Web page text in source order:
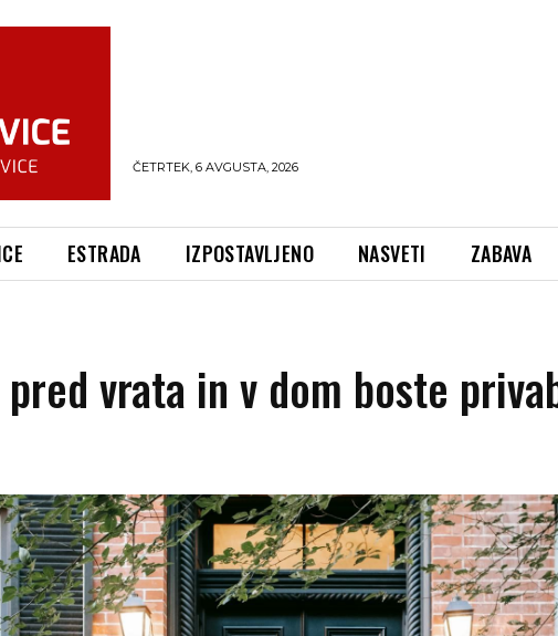
ČETRTEK, 6 AVGUSTA, 2026
ESTRADA IZPOSTAVLJENO NASVETI ZABAVA
vrata in v dom boste